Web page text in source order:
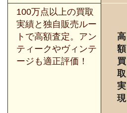
100万点以上の買取
実績と独自販売ルー
トで高額査定。アン
ティークやヴィンテ
ージも適正評価！
高
額
買
取
実
現